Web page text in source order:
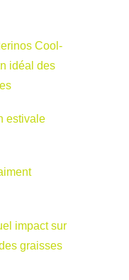
Cool-
idéal des
estivale
impact sur
graisses